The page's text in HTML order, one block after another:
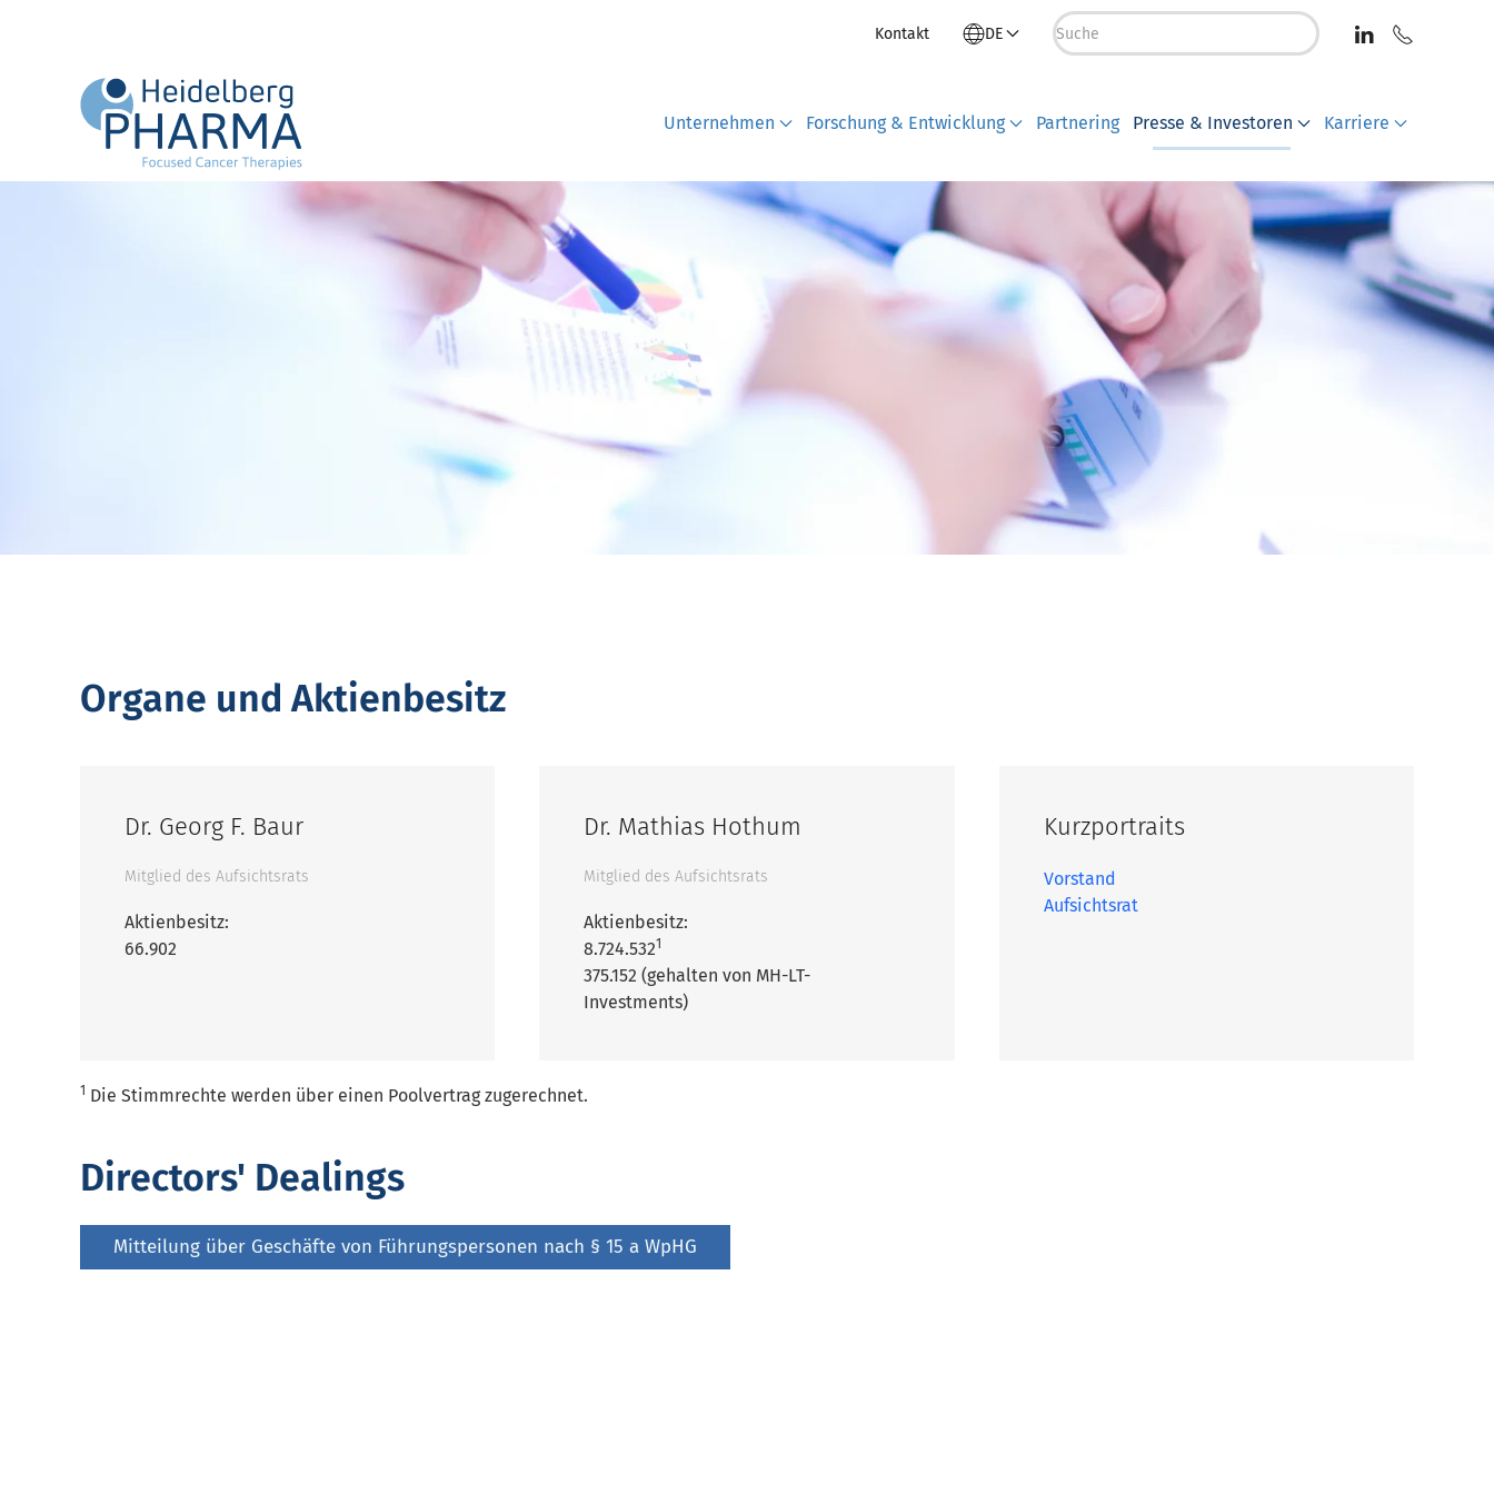
Kontakt DE
Unternehmen Forschung & Entwicklung Partnering Presse & Investoren Karriere
Organe und Aktienbesitz
Dr. Georg F. Baur
Mitglied des Aufsichtsrats
Aktienbesitz:
66.902
Dr. Mathias Hothum
Mitglied des Aufsichtsrats
Aktienbesitz:
8.724.5321
375.152 (gehalten von MH-LT-
Investments)
Kurzportraits
Vorstand
Aufsichtsrat
1 Die Stimmrechte werden über einen Poolvertrag zugerechnet.
Directors' Dealings
Mitteilung über Geschäfte von Führungspersonen nach § 15 a WpHG